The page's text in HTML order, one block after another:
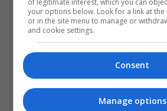
of legitimate interest, which you can
your options below. Look for a link at
or in the site menu to manage or
and cookie settings.
Consent
Manage options